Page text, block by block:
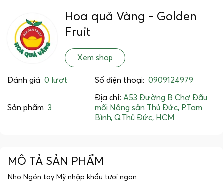
Hoa quả Vàng - Golden
Fruit
Xem shop
Đánh giá 0 lượt Số điện thoại: 0909124979
Sản phẩm 3
Địa chỉ: A53 Đường B Chợ Đầu
mối Nông sản Thủ Đức, P.Tam
Bình, Q.Thủ Đức, HCM
MÔ TẢ SẢN PHẨM
Nho Ngón tay Mỹ nhập khẩu tươi ngon